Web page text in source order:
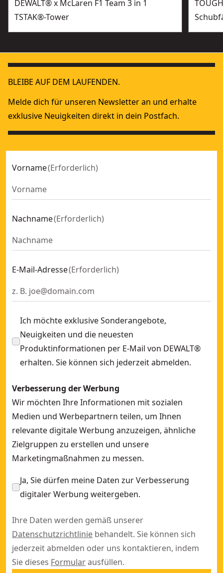
DEWALT® x McLaren F1 Team 3 in 1
TSTAK®-Tower
BLEIBE AUF DEM LAUFENDEN.
Melde dich für unseren Newsletter an und erhalte
exklusive Neuigkeiten direkt in dein Postfach.
Vorname(Erforderlich)
Nachname(Erforderlich)
E-Mail-Adresse(Erforderlich)
Ich möchte exklusive Sonderangebote,
Neuigkeiten und die neuesten
Produktinformationen per E-Mail von DEWALT®
erhalten. Sie können sich jederzeit abmelden.
Verbesserung der Werbung
Wir möchten Ihre Informationen mit sozialen
Medien und Werbepartnern teilen, um Ihnen
relevante digitale Werbung anzuzeigen, ähnliche
Zielgruppen zu erstellen und unsere
Marketingmaßnahmen zu messen.
Ja, Sie dürfen meine Daten zur Verbesserung
digitaler Werbung weitergeben.
Ihre Daten werden gemäß unserer
Datenschutzrichtlinie behandelt. Sie können sich
jederzeit abmelden oder uns kontaktieren, indem
Sie dieses Formularausfüllen.